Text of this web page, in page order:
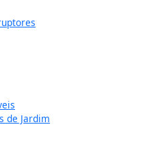
de Jardim